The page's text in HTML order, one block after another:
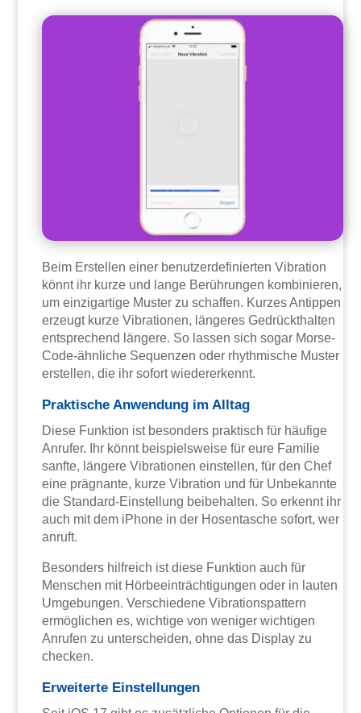
Beim Erstellen einer benutzerdefinierten Vibration
könnt ihr kurze und lange Berührungen kombinieren,
um einzigartige Muster zu schaffen. Kurzes Antippen
erzeugt kurze Vibrationen, längeres Gedrückthalten
entsprechend längere. So lassen sich sogar Morse-
Code-ähnliche Sequenzen oder rhythmische Muster
erstellen, die ihr sofort wiedererkennt.
Praktische Anwendung im Alltag
Diese Funktion ist besonders praktisch für häufige
Anrufer. Ihr könnt beispielsweise für eure Familie
sanfte, längere Vibrationen einstellen, für den Chef
eine prägnante, kurze Vibration und für Unbekannte
die Standard-Einstellung beibehalten. So erkennt ihr
auch mit dem iPhone in der Hosentasche sofort, wer
anruft.
Besonders hilfreich ist diese Funktion auch für
Menschen mit Hörbeeinträchtigungen oder in lauten
Umgebungen. Verschiedene Vibrationspattern
ermöglichen es, wichtige von weniger wichtigen
Anrufen zu unterscheiden, ohne das Display zu
checken.
Erweiterte Einstellungen